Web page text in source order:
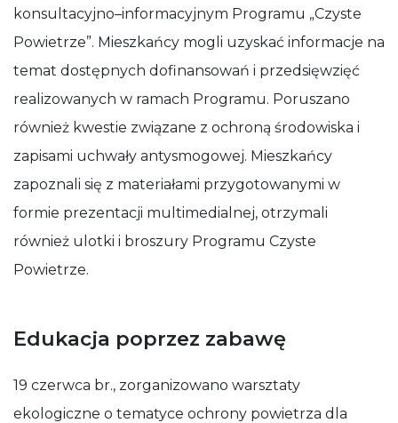
konsultacyjno–informacyjnym Programu „Czyste
Powietrze”. Mieszkańcy mogli uzyskać informacje na
temat dostępnych dofinansowań i przedsięwzięć
realizowanych w ramach Programu. Poruszano
również kwestie związane z ochroną środowiska i
zapisami uchwały antysmogowej. Mieszkańcy
zapoznali się z materiałami przygotowanymi w
formie prezentacji multimedialnej, otrzymali
również ulotki i broszury Programu Czyste
Powietrze.
Edukacja poprzez zabawę
19 czerwca br., zorganizowano warsztaty
ekologiczne o tematyce ochrony powietrza dla